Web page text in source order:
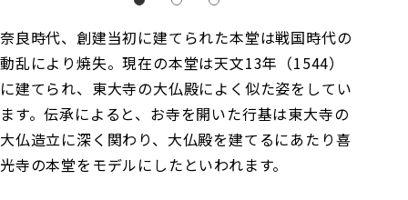
奈良時代、創建当初に建てられた本堂は戦国時代の
動乱により焼失。現在の本堂は天文13年（1544）
に建てられ、東大寺の大仏殿によく似た姿をしてい
ます。伝承によると、お寺を開いた行基は東大寺の
大仏造立に深く関わり、大仏殿を建てるにあたり喜
光寺の本堂をモデルにしたといわれます。